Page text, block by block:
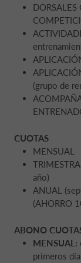
DORSALES
(grupo de
CUOTAS
MENSUAL
año)
ANUAL
(AHORRO
ABONO
MENSUAL:
primeros